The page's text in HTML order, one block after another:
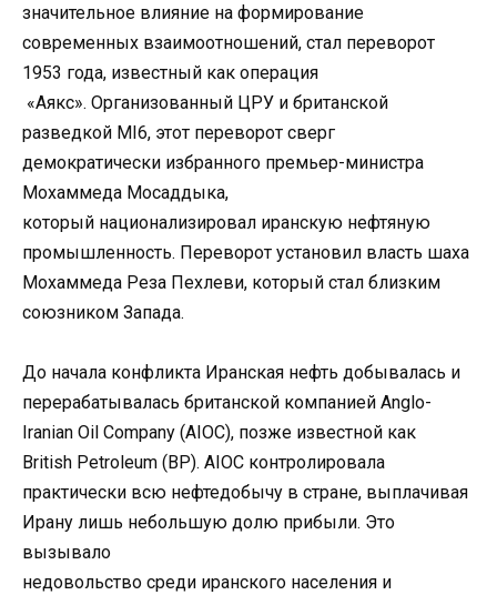
значительное влияние на формирование
современных взаимоотношений, стал переворот
1953 года, известный как операция
«Аякс». Организованный ЦРУ и британской
разведкой MI6, этот переворот сверг
демократически избранного премьер-министра
Мохаммеда Мосаддыка,
который национализировал иранскую нефтяную
промышленность. Переворот установил власть шаха
Мохаммеда Реза Пехлеви, который стал близким
союзником Запада.
До начала конфликта Иранская нефть добывалась и
перерабатывалась британской компанией Anglo-
Iranian Oil Company (AIOC), позже известной как
British Petroleum (BP). AIOC контролировала
практически всю нефтедобычу в стране, выплачивая
Ирану лишь небольшую долю прибыли. Это
вызывало
недовольство среди иранского населения и